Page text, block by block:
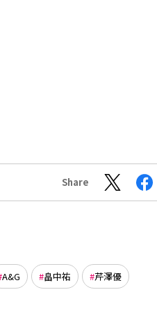
Share
A&G 畠中祐 芹澤優